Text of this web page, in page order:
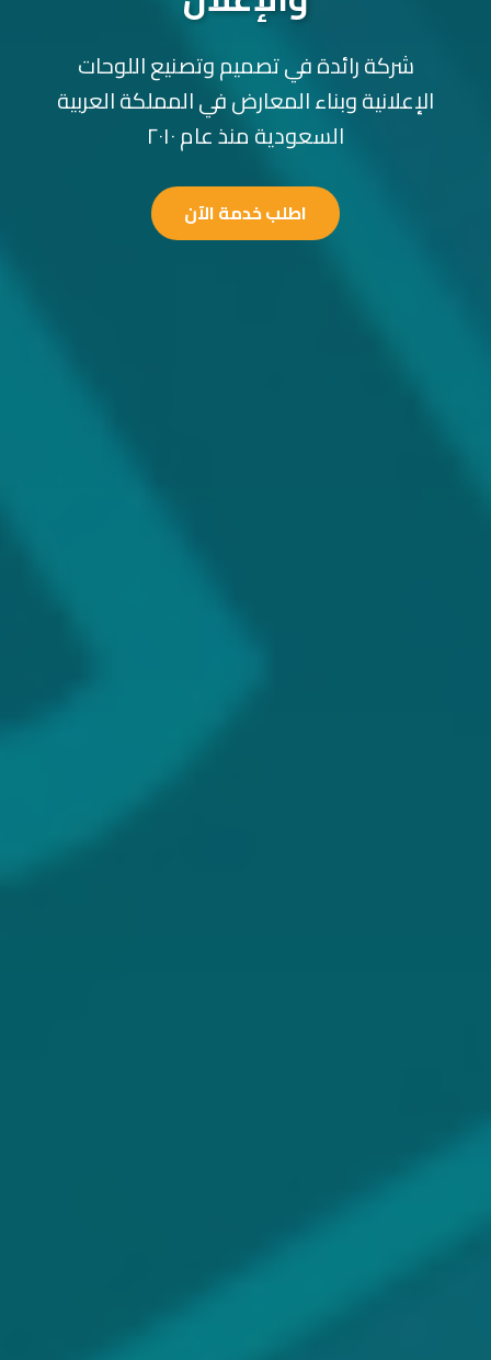
شركة رائدة في تصميم وتصنيع اللوحات
الإعلانية وبناء المعارض في المملكة العربية
السعودية منذ عام ٢٠١٠
اطلب خدمة الآن